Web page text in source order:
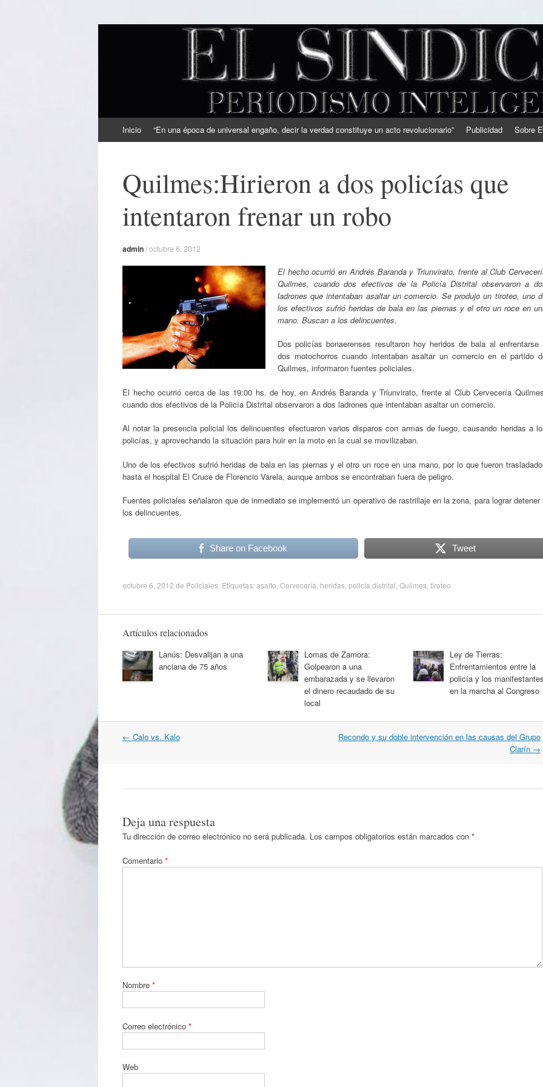
EL SINDICAL
Periodismo Inteligente
al
Inicio “En una época de universal engaño, decir la verdad constituye un acto revolucionario” Publicidad Sobre
Quilmes:Hirieron a dos policías que
intentaron frenar un robo
admin/octubre 6, 2012
El hecho ocurrió en Andrés Baranda y Triunvirato, frente al Club
Quilmes, cuando dos efectivos de la Policía Distrital observaron a
ladrones que intentaban asaltar un comercio. Se produjo un tiroteo, uno
los efectivos sufrió heridas de bala en las piernas y el otro un roce en
mano. Buscan a los delincuentes.
Dos policías bonaerenses resultaron hoy heridos de bala al enfrentarse
dos motochorros cuando intentaban asaltar un comercio en el partido
Quilmes, informaron fuentes policiales.
El hecho ocurrió cerca de las 19:00 hs. de hoy, en Andrés Baranda y Triunvirato, frente al Club Cervecería
cuando dos efectivos de la Policía Distrital observaron a dos ladrones que intentaban asaltar un comercio.
Al notar la presencia policial los delincuentes efectuaron varios disparos con armas de fuego, causando heridas a
policías, y aprovechando la situación para huir en la moto en la cual se movilizaban.
Uno de los efectivos sufrió heridas de bala en las piernas y el otro un roce en una mano, por lo que fueron
hasta el hospital El Cruce de Florencio Varela, aunque ambos se encontraban fuera de peligro.
Fuentes policiales señalaron que de inmediato se implementó un operativo de rastrillaje en la zona, para lograr detener
los delincuentes.
Share on Facebook Tweet
octubre 6, 2012 de Policiales . Etiquetas:asalto Cervecería heridas policía distrital Quilmes tiroteo
Artículos relacionados
Lanús: Desvalijan a una
anciana de 75 años
Lomas de Zamora:
Golpearon a una
embarazada y se llevaron
el dinero recaudado de su
local
Ley de Tierras:
Enfrentamientos entre la
policía y los
en la marcha al Congreso
Navegación
← Calo vs. Kalo
Recondo y su doble intervención en las causas del Grupo
Clarín →
Deja una respuesta
Tu dirección de correo electrónico no será publicada. Los campos obligatorios están marcados con *
Comentario *
Nombre *
Correo electrónico *
Web